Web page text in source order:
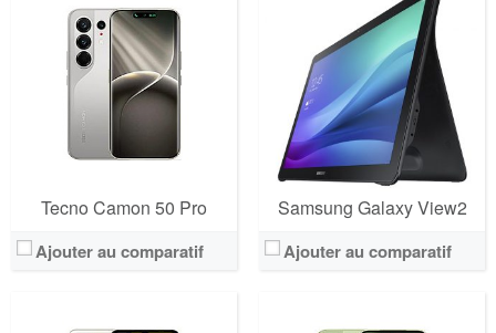
Tecno Camon 50 Pro
Ajouter au comparatif
Samsung Galaxy View2
Ajouter au comparatif